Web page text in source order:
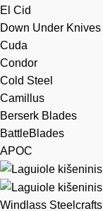
El Cid
Down Under Knives
Cuda
Condor
Cold Steel
Camillus
Berserk Blades
BattleBlades
APOC
Windlass Steelcrafts